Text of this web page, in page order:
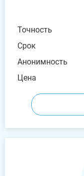
Точность
Срок
Анонимность
Цена